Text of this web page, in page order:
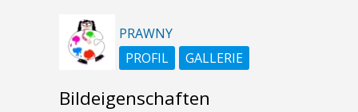
PRAWNY
PROFIL
GALLERIE
Bildeigenschaften